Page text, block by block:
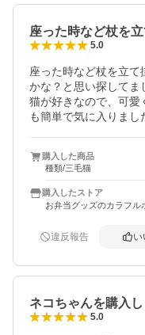
座った時など杖を
5.0
座った時など杖を立
かな？と思い探してま
猫が好きなので、可愛
も簡単で気に入りまし
購入した商品
種類/三毛猫
購入したストア
お弁当グッズのカラフル
違反報告 い
ネコちゃんを購入
5.0